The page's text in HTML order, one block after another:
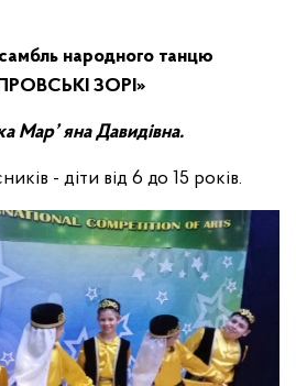
народного танцю
ЗОРІ»
Мар’ яна Давидівна.
- діти від 6 до 15 років.